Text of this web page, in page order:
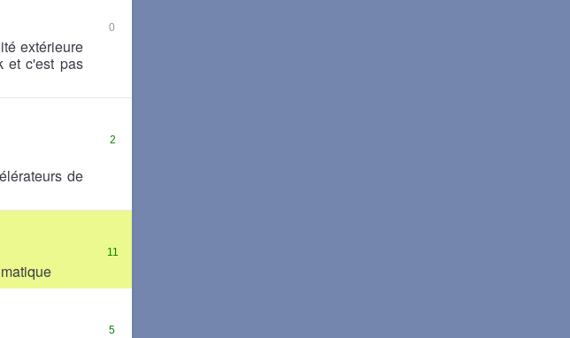
0
extérieure
et c'est pas
2
de
11
5